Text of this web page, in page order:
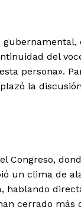
del
persona».
la
Congreso,
un clima de
hablando
cerrado más